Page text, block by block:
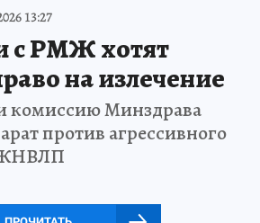
13:27
с РМЖ хотят
на излечение
комиссию Минздрава
против агрессивного
ЖНВЛП